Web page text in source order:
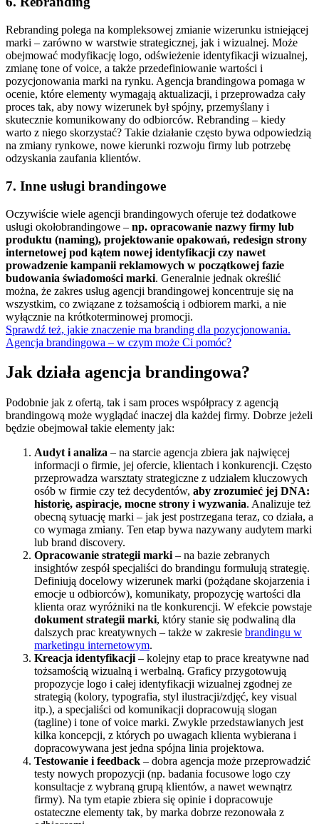
Rebranding polega na kompleksowej zmianie wizerunku istniejącej
marki – zarówno w warstwie strategicznej, jak i wizualnej. Może
obejmować modyfikację logo, odświeżenie identyfikacji wizualnej,
zmianę tone of voice, a także przedefiniowanie wartości i
pozycjonowania marki na rynku. Agencja brandingowa pomaga w
ocenie, które elementy wymagają aktualizacji, i przeprowadza cały
proces tak, aby nowy wizerunek był spójny, przemyślany i
skutecznie komunikowany do odbiorców. Rebranding – kiedy
warto z niego skorzystać? Takie działanie często bywa odpowiedzią
na zmiany rynkowe, nowe kierunki rozwoju firmy lub potrzebę
odzyskania zaufania klientów.
7. Inne usługi brandingowe
Oczywiście wiele agencji brandingowych oferuje też dodatkowe
usługi okołobrandingowe – np. opracowanie nazwy firmy lub
produktu (naming), projektowanie opakowań, redesign strony
internetowej pod kątem nowej identyfikacji czy nawet
prowadzenie kampanii reklamowych w początkowej fazie
budowania świadomości marki. Generalnie jednak określić
można, że zakres usług agencji brandingowej koncentruje się na
wszystkim, co związane z tożsamością i odbiorem marki, a nie
wyłącznie na krótkoterminowej promocji.
Sprawdź też, jakie znaczenie ma branding dla pozycjonowania.
Agencja brandingowa – w czym może Ci pomóc?
Jak działa agencja brandingowa?
Podobnie jak z ofertą, tak i sam proces współpracy z agencją
brandingową może wyglądać inaczej dla każdej firmy. Dobrze jeżeli
będzie obejmował takie elementy jak:
Audyt i analiza – na starcie agencja zbiera jak najwięcej
informacji o firmie, jej ofercie, klientach i konkurencji. Często
przeprowadza warsztaty strategiczne z udziałem kluczowych
osób w firmie czy też decydentów, aby zrozumieć jej DNA:
historię, aspiracje, mocne strony i wyzwania. Analizuje też
obecną sytuację marki – jak jest postrzegana teraz, co działa, a
co wymaga zmiany. Ten etap bywa nazywany audytem marki
lub brand discovery.
Opracowanie strategii marki – na bazie zebranych
insightów zespół specjaliści do brandingu formułują strategię.
Definiują docelowy wizerunek marki (pożądane skojarzenia i
emocje u odbiorców), komunikaty, propozycję wartości dla
klienta oraz wyróżniki na tle konkurencji. W efekcie powstaje
dokument strategii marki, który stanie się podwaliną dla
dalszych prac kreatywnych – także w zakresie brandingu w
marketingu internetowym.
Kreacja identyfikacji – kolejny etap to prace kreatywne nad
tożsamością wizualną i werbalną. Graficy przygotowują
propozycje logo i całej identyfikacji wizualnej zgodnej ze
strategią (kolory, typografia, styl ilustracji/zdjęć, key visual
itp.), a specjaliści od komunikacji dopracowują slogan
(tagline) i tone of voice marki. Zwykle przedstawianych jest
kilka koncepcji, z których po uwagach klienta wybierana i
dopracowywana jest jedna spójna linia projektowa.
Testowanie i feedback – dobra agencja może przeprowadzić
testy nowych propozycji (np. badania focusowe logo czy
konsultacje z wybraną grupą klientów, a nawet wewnątrz
firmy). Na tym etapie zbiera się opinie i dopracowuje
ostateczne elementy tak, by marka dobrze rezonowała z